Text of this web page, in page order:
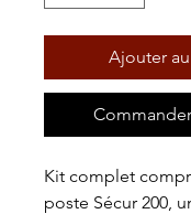
Ajouter
Kit complet
poste Sécur 200,